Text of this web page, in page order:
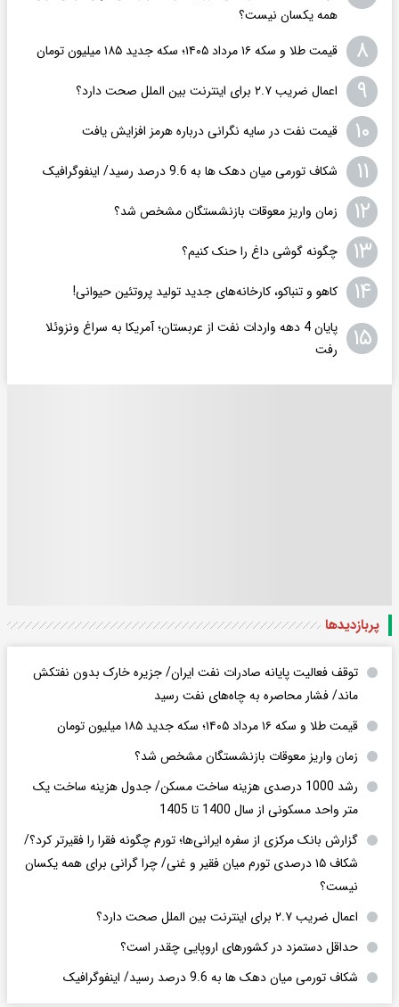
همه یکسان نیست؟
۸ قیمت طلا و سکه ۱۶ مرداد ۱۴۰۵؛ سکه جدید ١٨۵ میلیون تومان
۹ اعمال ضریب ۲.۷ برای اینترنت بین الملل صحت دارد؟
۱۰ قیمت نفت در سایه نگرانی درباره هرمز افزایش یافت
۱۱ شکاف تورمی میان دهک ها به 9.6 درصد رسید/ اینفوگرافیک
۱۲ زمان واریز معوقات بازنشستگان مشخص شد؟
۱۳ چگونه گوشی داغ را حنک کنیم؟
۱۴ کاهو و تنباکو، کارخانه‌های جدید تولید پروتئین حیوانی!
۱۵
پایان 4 دهه واردات نفت از عربستان؛ آمریکا به سراغ ونزوئلا
رفت
پربازدید‌ها
توقف فعالیت پایانه صادرات نفت ایران/ جزیره خارک بدون نفتکش
ماند/ فشار محاصره به چاه‌های نفت رسید
قیمت طلا و سکه ۱۶ مرداد ۱۴۰۵؛ سکه جدید ١٨۵ میلیون تومان
زمان واریز معوقات بازنشستگان مشخص شد؟
رشد 1000 درصدی هزینه ساخت مسکن/ جدول هزینه ساخت یک
متر واحد مسکونی از سال 1400 تا 1405
گزارش بانک مرکزی از سفره ایرانی‌ها؛ تورم چگونه فقرا را فقیرتر کرد؟/
شکاف ۱۵ درصدی تورم میان فقیر و غنی/ چرا گرانی برای همه یکسان
نیست؟
اعمال ضریب ۲.۷ برای اینترنت بین الملل صحت دارد؟
حداقل دستمزد در کشورهای اروپایی چقدر است؟
شکاف تورمی میان دهک ها به 9.6 درصد رسید/ اینفوگرافیک